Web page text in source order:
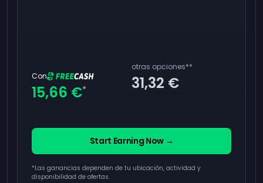
Con
15,66 €*
otras opciones**
31,32 €
Start Earning Now →
*Las ganancias dependen de tu ubicación, actividad y
disponibilidad de ofertas.